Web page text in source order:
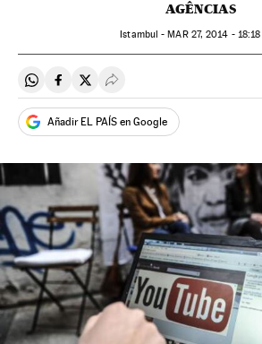
AGÊNCIAS
Istambul -MAR27, 2014 - 18:18
Compartir en Whatsapp
Compartir en Facebook
Compartir en Twitter
Desplegar Redes Sociales
Añadir EL PAÍS en Google